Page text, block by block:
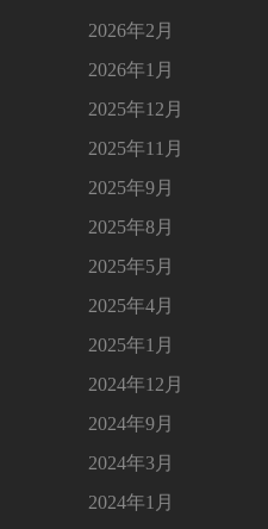
2026年2月
2026年1月
2025年12月
2025年11月
2025年9月
2025年8月
2025年5月
2025年4月
2025年1月
2024年12月
2024年9月
2024年3月
2024年1月